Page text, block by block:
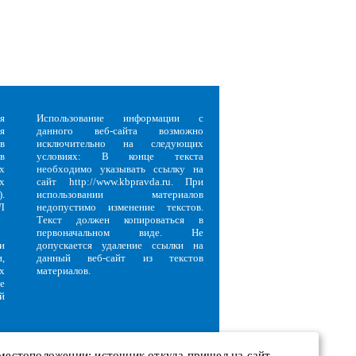
Использование информации с
данного веб-сайта возможно
исключительно на следующих
условиях: В конце текста
необходимо указывать ссылку на
сайт http://www.kbpravda.ru. При
использовании материалов
недопустимо изменение текстов.
Текст должен копироваться в
первоначальном виде. Не
допускается удаление ссылки на
данный веб-сайт из текстов
материалов.